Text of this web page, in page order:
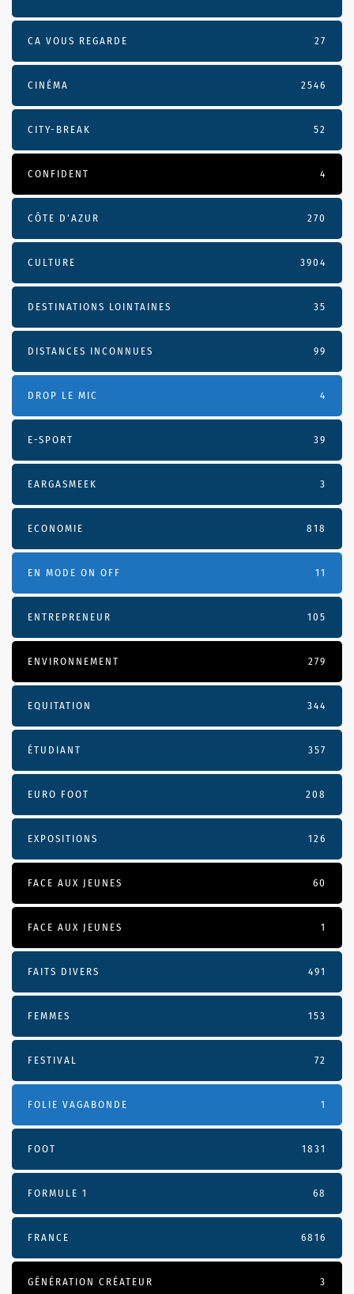
CA VOUS REGARDE 27
CINÉMA 2546
CITY-BREAK 52
CONFIDENT 4
CÔTE D’AZUR 270
CULTURE 3904
DESTINATIONS LOINTAINES 35
DISTANCES INCONNUES 99
DROP LE MIC 4
E-SPORT 39
EARGASMEEK 3
ECONOMIE 818
EN MODE ON OFF 11
ENTREPRENEUR 105
ENVIRONNEMENT 279
EQUITATION 344
ÉTUDIANT 357
EURO FOOT 208
EXPOSITIONS 126
FACE AUX JEUNES 60
FACE AUX JEUNES 1
FAITS DIVERS 491
FEMMES 153
FESTIVAL 72
FOLIE VAGABONDE 1
FOOT 1831
FORMULE 1 68
FRANCE 6816
GÉNÉRATION CRÉATEUR 3